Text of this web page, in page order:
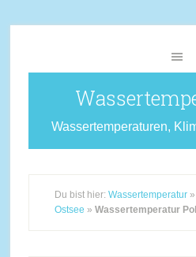
Wassertemperaturen,
Du bist hier: Wassertemperatur»
Ostsee » Wassertemperatur